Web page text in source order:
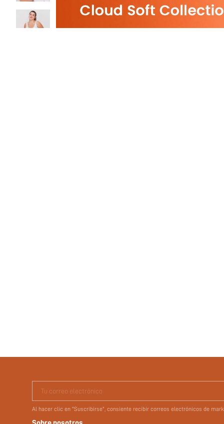
Tu correo electrónico
Al hacer clic en "Suscribirse", consiente recibir correos electrónicos de